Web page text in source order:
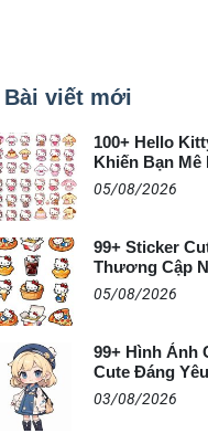
Bài viết mới
100+ Hello
Khiến Bạn Mê
05/08/2026
99+ Sticker
Thương Cập
05/08/2026
99+ Hình Ảnh
Cute Đáng
03/08/2026